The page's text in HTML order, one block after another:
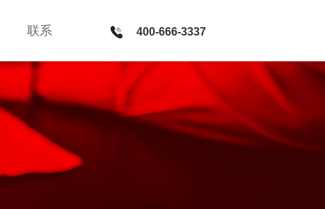
联系 400-666-3337
联系 400-666-3337